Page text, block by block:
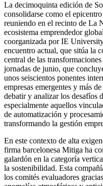
La decimoquinta edición de
consolidarse como el
reuniendo en el recinto de La
ecosistema emprendedor
coorganizada por IE
encuentro actual, que sitúa la
central de las
jornadas de junio, que
unos seiscientos ponentes
empresas emergentes y más
debatir y analizar los desafíos
especialmente aquellos
de automatización y
transformando la gestión
En este contexto de alta
firma barcelonesa Mitiga ha
galardón en la categoría
la sostenibilidad. Esta
los comités evaluadores